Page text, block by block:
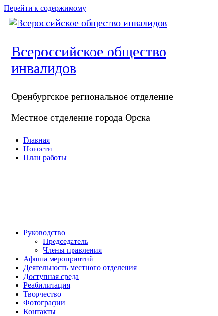
Перейти к содержимому
Всероссийское общество
инвалидов
Оренбургское регионaльное отделение
Местное отделение города Орска
Главная
Новости
План работы
Руководство
Председатель
Члены правления
Афиша мероприятий
Деятельность местного отделения
Доступная среда
Реабилитация
Творчество
Фотографии
Контакты